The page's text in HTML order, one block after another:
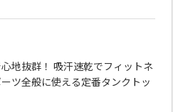
地抜群！ 吸汗速乾でフィットネ
ツ全般に使える定番タンクトッ